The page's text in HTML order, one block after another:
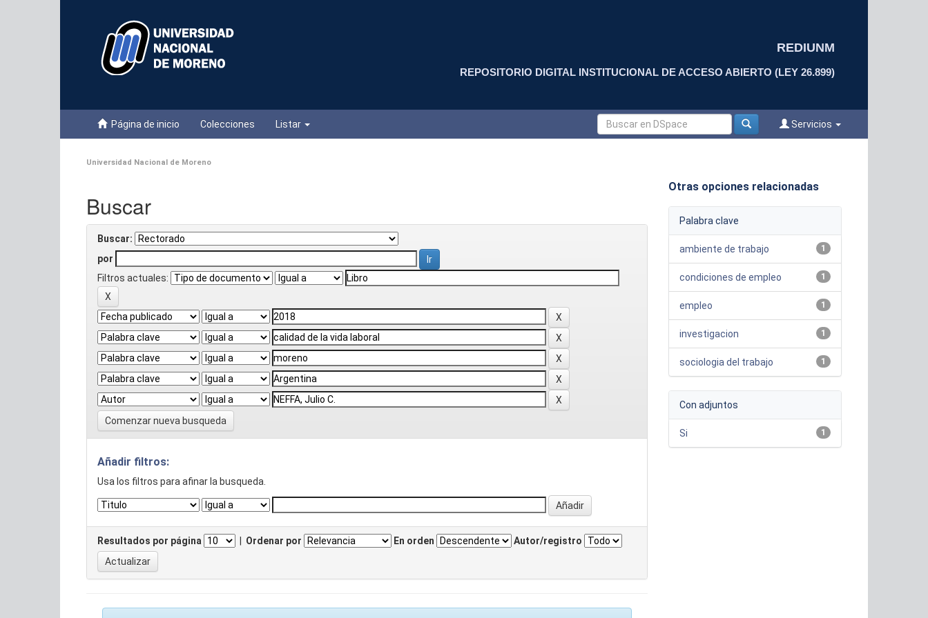
REDIUNM
REPOSITORIO DIGITAL INSTITUCIONAL DE ACCESO ABIERTO (LEY 26.899)
Página de inicio Colecciones Listar Servicios
Universidad Nacional de Moreno
Buscar
Buscar:
por
Filtros actuales:
Comenzar nueva busqueda
Añadir filtros:
Usa los filtros para afinar la busqueda.
Resultados por página Ordenar por En orden Autor/registro
Otras opciones relacionadas
Palabra clave
1
ambiente de trabajo
1
condiciones de empleo
1
empleo
1
investigacion
1
sociologia del trabajo
Con adjuntos
1
Si